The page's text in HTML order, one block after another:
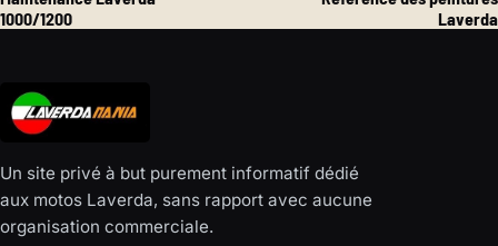
1000/1200
Laverda
Un site privé à but purement informatif dédié
aux motos Laverda, sans rapport avec aucune
organisation commerciale.